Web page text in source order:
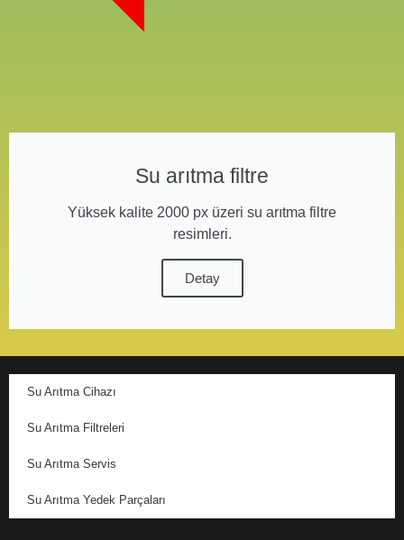
Su arıtma filtre
Yüksek kalite 2000 px üzeri su arıtma filtre
resimleri.
Detay
Su Arıtma Cihazı
Su Arıtma Filtreleri
Su Arıtma Servis
Su Arıtma Yedek Parçaları